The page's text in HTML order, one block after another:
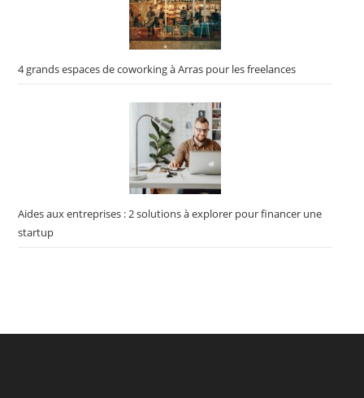
4 grands espaces de coworking à Arras pour les freelances
Aides aux entreprises : 2 solutions à explorer pour financer une
startup